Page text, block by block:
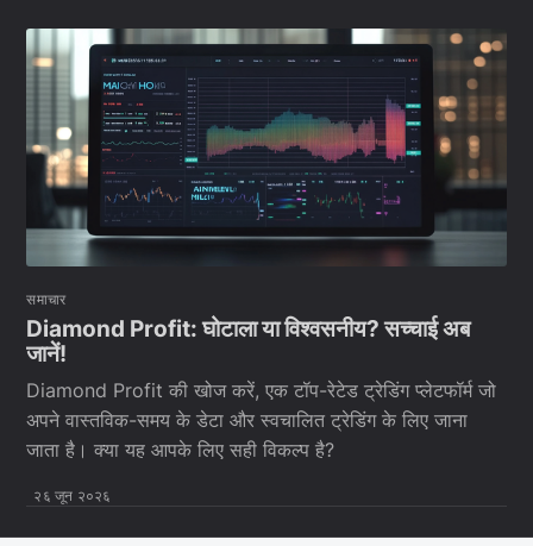
समाचार
Diamond Profit: घोटाला या विश्वसनीय? सच्चाई अब
जानें!
Diamond Profit की खोज करें, एक टॉप-रेटेड ट्रेडिंग प्लेटफॉर्म जो
अपने वास्तविक-समय के डेटा और स्वचालित ट्रेडिंग के लिए जाना
जाता है। क्या यह आपके लिए सही विकल्प है?
२६ जून २०२६